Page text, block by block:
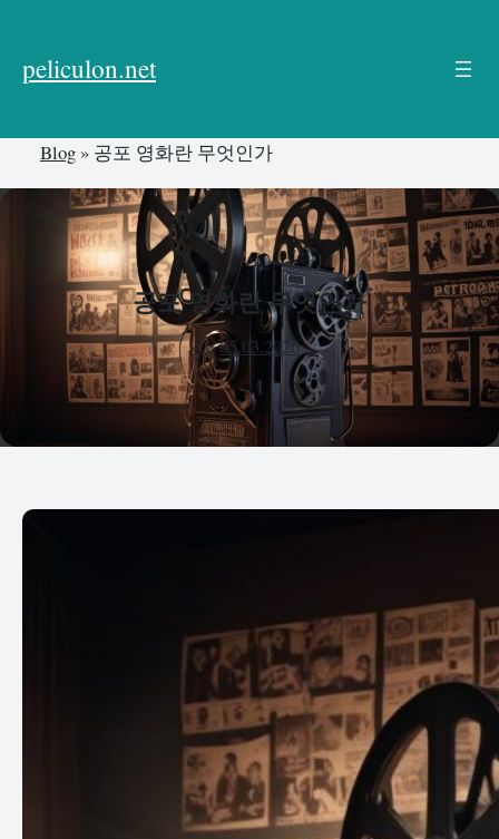
뛰
peliculon.net
Blog» 공포 영화란 무엇인가
공포 영화란 무엇인가
05.03.2026